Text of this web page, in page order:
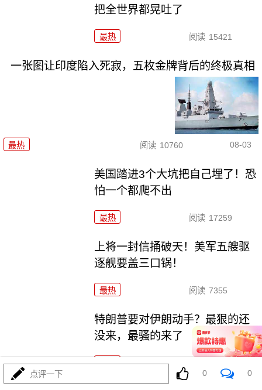
把全世界都晃吐了
最热 阅读 15421
一张图让印度陷入死寂，五枚金牌背后的终极真相
最热 阅读 10760 08-03
美国踏进3个大坑把自己埋了！恐
怕一个都爬不出
最热 阅读 17259
上将一封信捅破天！美军五艘驱
逐舰要盖三口锅！
最热 阅读 7355
特朗普要对伊朗动手？最狠的还
没来，最骚的来了
最热
点评一下 0 0